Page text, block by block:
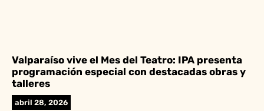
Valparaíso vive el Mes del Teatro: IPA presenta
programación especial con destacadas obras y
talleres
abril 28, 2026